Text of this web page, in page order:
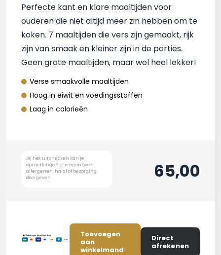
Perfecte kant en klare maaltijden voor
ouderen die niet altijd meer zin hebben om te
koken. 7 maaltijden die vers zijn gemaakt, rijk
zijn van smaak en kleiner zijn in de porties.
Geen grote maaltijden, maar wel heel lekker!
Verse smaakvolle maaltijden
Hoog in eiwit en voedingsstoffen
Laag in calorieën
65,00
Toevoegen
aan
winkelmand
Direct
afrekenen